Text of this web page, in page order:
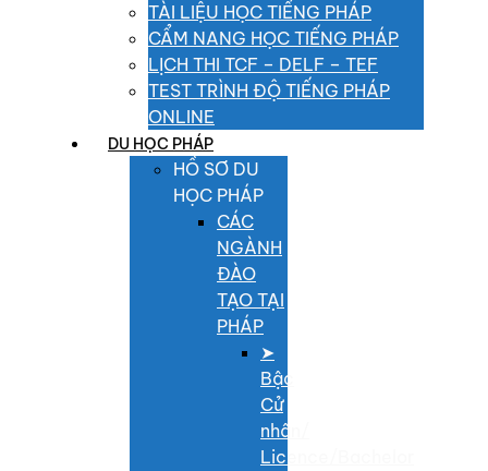
TÀI LIỆU HỌC TIẾNG PHÁP
CẨM NANG HỌC TIẾNG PHÁP
LỊCH THI TCF – DELF – TEF
TEST TRÌNH ĐỘ TIẾNG PHÁP
ONLINE
DU HỌC PHÁP
HỒ SƠ DU
HỌC PHÁP
CÁC
NGÀNH
ĐÀO
TẠO TẠI
PHÁP
➤
Bậc
Cử
nhân/
Licence/Bachelor